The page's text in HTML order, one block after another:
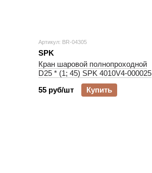
Артикул: BR-04305
SPK
Кран шаровой полнопроходной
D25 * (1; 45) SPK 4010V4-000025
55 руб/шт
Купить